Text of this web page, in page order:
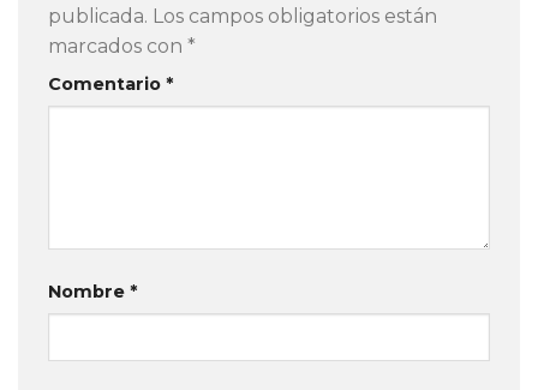
publicada. Los campos obligatorios están
marcados con *
Comentario *
Nombre *